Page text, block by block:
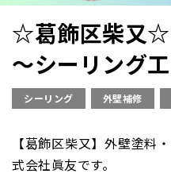
☆葛飾区柴又☆
～シーリング
シーリング 外壁補修
【葛飾区柴又】外壁塗料
式会社眞友です。